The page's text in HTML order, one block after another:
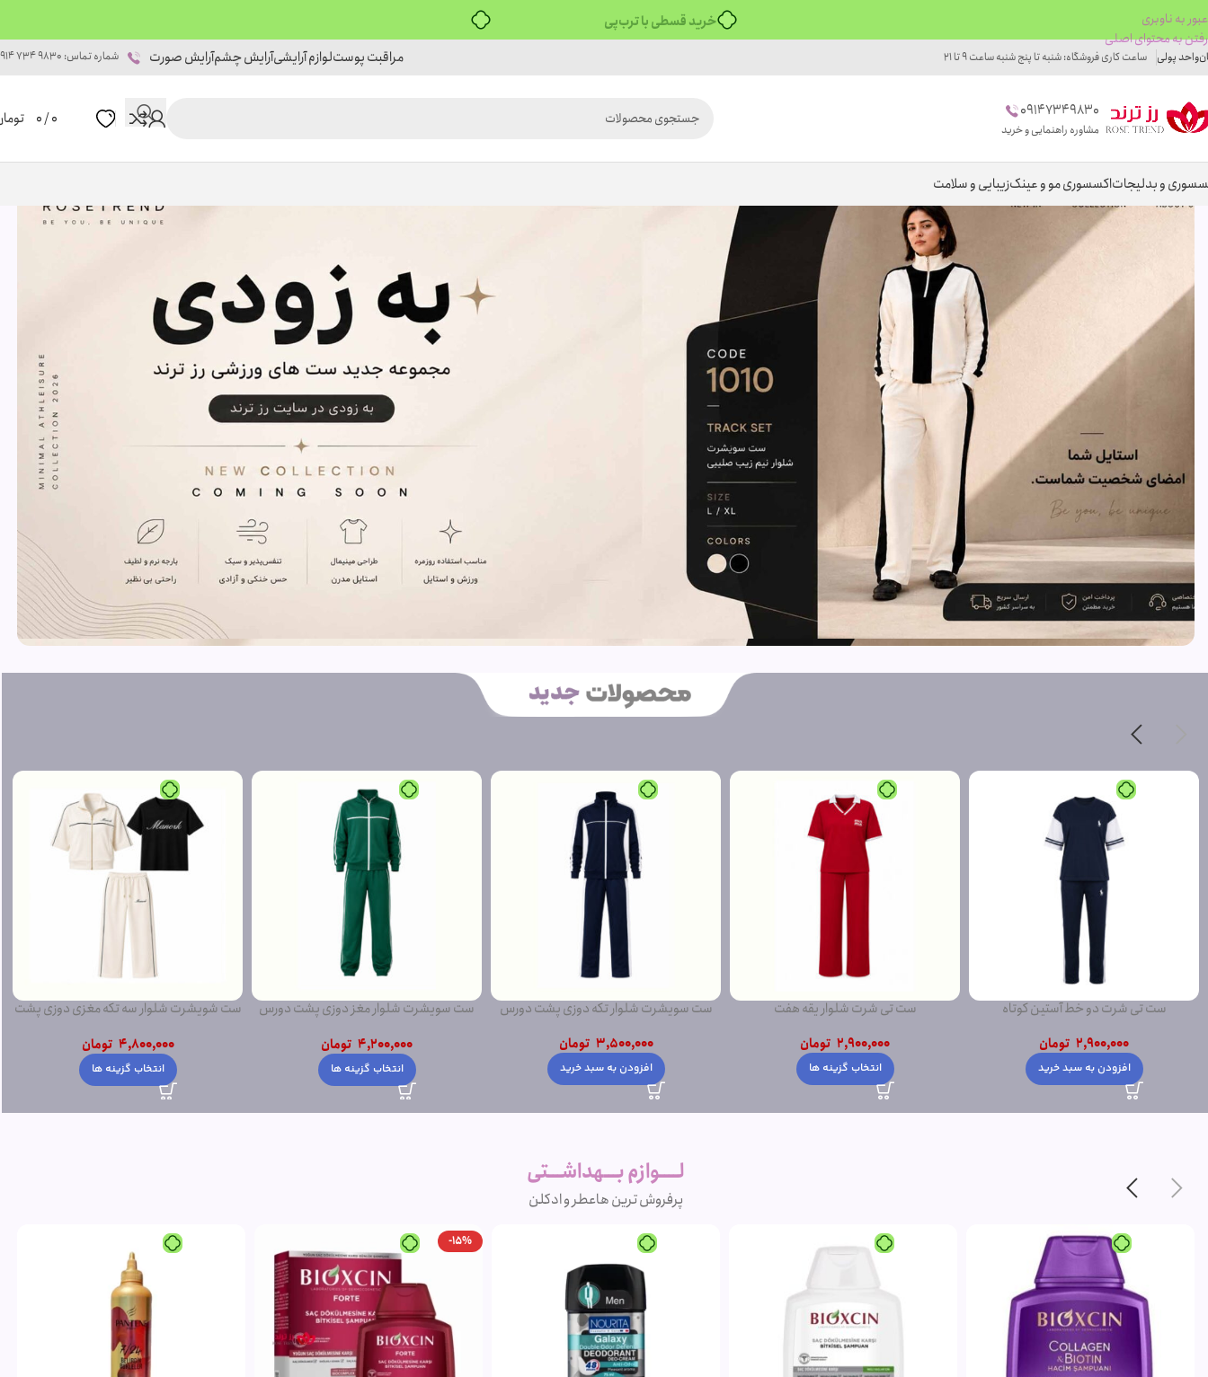
خرید قسطی با ترب‌پی
عبور به ناوبری
رفتن به محتوای اصلی
واحد پولی ساعت کاری فروشگاه: شنبه تا پنج شنبه ساعت 9 تا 21 مراقبت پوستلوازم آرایشیآرایش چشمآرایش صورت شماره تماس: 9830 734 0914
09147349830
مشاوره راهنمایی و خرید
0
/
0
و بدلیجاتاکسسوری مو و عینکزیبایی و سلامت
ست تی شرت شلوار یقه هفت
2,900,000 تومان
انتخاب گزینه ها
ست سویشرت شلوار تکه دوزی پشت دورس
3,500,000 تومان
افزودن به سبد خرید
ست سویشرت شلوار مغز دوزی پشت دورس
4,200,000 تومان
انتخاب گزینه ها
ست شویشرت شلوار سه تکه مغزی دوزی پشت
4,800,000 تومان
انتخاب گزینه ها
ست تی بلوز شلوار تامی پشت دورس لاکرادار
4,800,000 تومان
افزودن به سبد خرید
لــــوازم بـــهداشـــتی
پرفروش ترین هاعطر و ادکلن